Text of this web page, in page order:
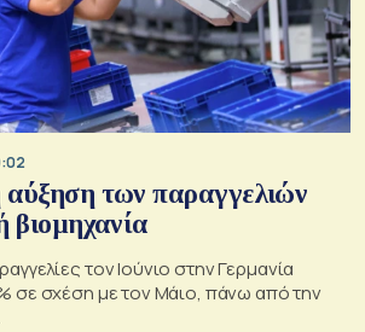
των παραγγελιών
βιομηχανία
τον Ιούνιο στην Γερμανία
σε σχέση με τον Μάιο, πάνω από την